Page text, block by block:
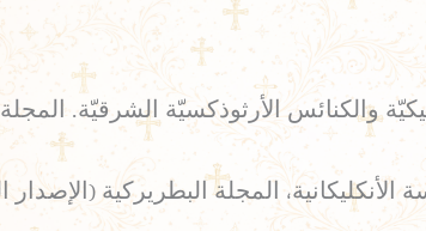
الأرثوذكسيّة الشرقيّة. المجلة البطريركية
المجلة البطريركية (الإصدار الجديد) 58